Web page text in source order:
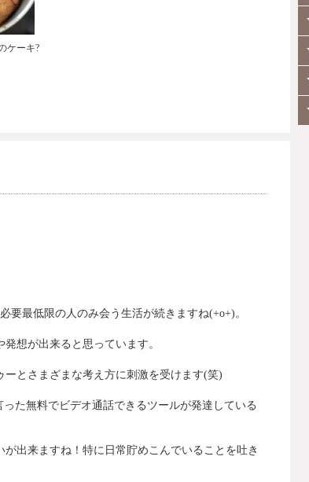
ケーキ?
要最低限の人のみ会う生活が続きますね(+o+)。
想が出来ると思っています。
とさまざまな考え方に刺激を受けます(笑)
た無料でビデオ通話できるツールが発達している
出来ますね！特に日常貯めこんでいることを吐き